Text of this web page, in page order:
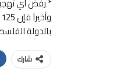
بالدولة الفلسطينية بحلول
شارك